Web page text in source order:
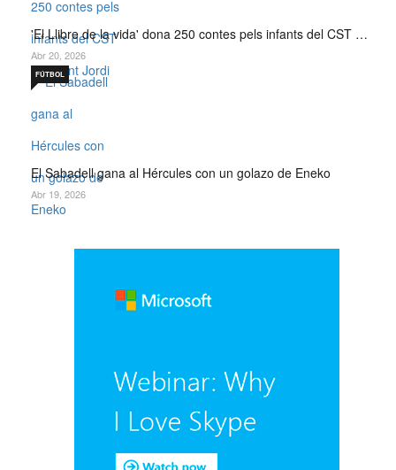
'El Llibre de la vida' dona 250 contes pels infants del CST …
Abr 20, 2026
El Sabadell gana al Hércules con un golazo de Eneko
FÚTBOL
Abr 19, 2026